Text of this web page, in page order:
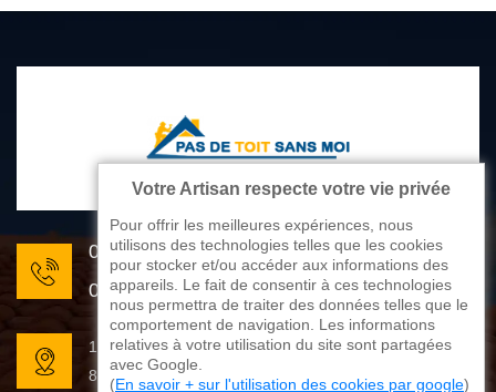
05 33 06 22 81
07 80 33 28 62
176 avenue de Limoges
87270 Couzeix
Votre Artisan respecte votre vie privée
Pour offrir les meilleures expériences, nous
utilisons des technologies telles que les cookies
pour stocker et/ou accéder aux informations des
appareils. Le fait de consentir à ces technologies
nous permettra de traiter des données telles que le
comportement de navigation. Les informations
relatives à votre utilisation du site sont partagées
avec Google.
(En savoir + sur l'utilisation des cookies par google)